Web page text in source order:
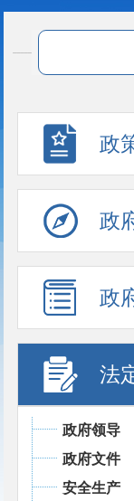
政
政
政
法
政府领导
政府文件
安全生产